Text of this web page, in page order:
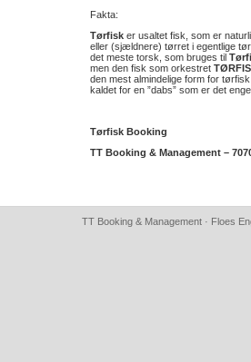
Fakta:
Tørfisk er usaltet fisk, som er
eller (sjældnere) tørret i egentlige
det meste torsk, som bruges til
men den fisk som orkestret
den mest almindelige form for
kaldet for en ”dabs” som er det
Tørfisk Booking
TT Booking & Management –
TT Booking & Management · Floes